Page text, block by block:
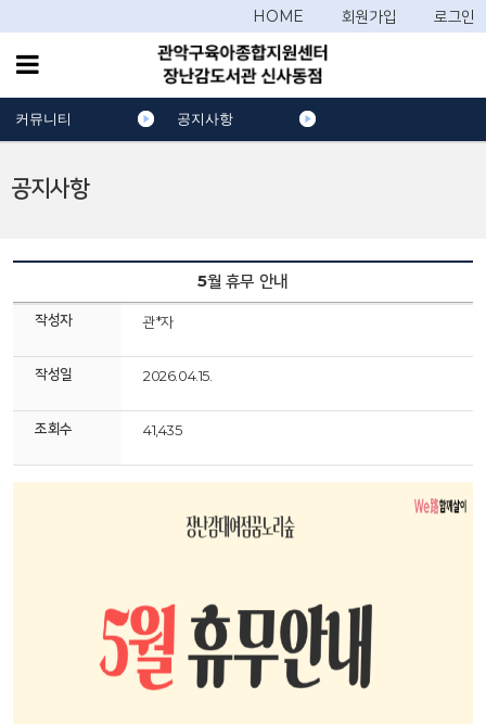
HOME 회원가입 로그인
공지사항
커뮤니티 공지사항
5월 휴무 안내
작성자 관*자
작성일 2026.04.15.
조회수 41,435